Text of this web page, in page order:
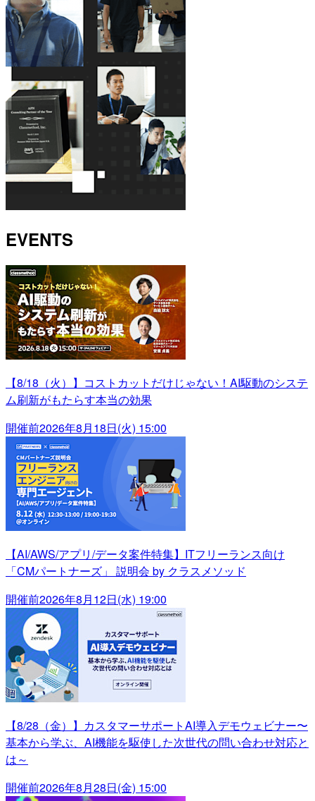
EVENTS
【8/18（火）】コストカットだけじゃない！AI駆動のシステ
ム刷新がもたらす本当の効果
開催前2026年8月18日(火) 15:00
【AI/AWS/アプリ/データ案件特集】ITフリーランス向け
「CMパートナーズ」 説明会 by クラスメソッド
開催前2026年8月12日(水) 19:00
【8/28（金）】カスタマーサポートAI導入デモウェビナー〜
基本から学ぶ、AI機能を駆使した次世代の問い合わせ対応と
は～
開催前2026年8月28日(金) 15:00